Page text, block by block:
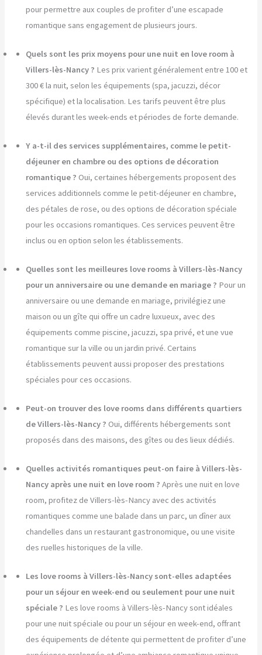
pour permettre aux couples de profiter d’une escapade
romantique sans engagement de plusieurs jours.
Quels sont les prix moyens pour une nuit en love room à
Villers-lès-Nancy ? Les prix varient généralement entre 100 et
300 € la nuit, selon les équipements (spa, jacuzzi, décor
spécifique) et la localisation. Les tarifs peuvent être plus
élevés durant les week-ends et périodes de forte demande.
Y a-t-il des services supplémentaires, comme le petit-
déjeuner en chambre ou des options de décoration
romantique ? Oui, certaines hébergements proposent des
services additionnels comme le petit-déjeuner en chambre,
des pétales de rose, ou des options de décoration spéciale
pour les occasions romantiques. Ces services peuvent être
inclus ou en option selon les établissements.
Quelles sont les meilleures love rooms à Villers-lès-Nancy
pour un anniversaire ou une demande en mariage ? Pour un
anniversaire ou une demande en mariage, privilégiez une
maison ou un gîte qui offre un cadre luxueux, avec des
équipements comme piscine, jacuzzi, spa privé, et une vue
romantique sur la ville ou un jardin privé. Certains
établissements peuvent aussi proposer des prestations
spéciales pour ces occasions.
Peut-on trouver des love rooms dans différents quartiers
de Villers-lès-Nancy ? Oui, différents hébergements sont
proposés dans des maisons, des gîtes ou des lieux dédiés.
Quelles activités romantiques peut-on faire à Villers-lès-
Nancy après une nuit en love room ? Après une nuit en love
room, profitez de Villers-lès-Nancy avec des activités
romantiques comme une balade dans un parc, un dîner aux
chandelles dans un restaurant gastronomique, ou une visite
des ruelles historiques de la ville.
Les love rooms à Villers-lès-Nancy sont-elles adaptées
pour un séjour en week-end ou seulement pour une nuit
spéciale ? Les love rooms à Villers-lès-Nancy sont idéales
pour une nuit spéciale ou pour un séjour en week-end, offrant
des équipements de détente qui permettent de profiter d’une